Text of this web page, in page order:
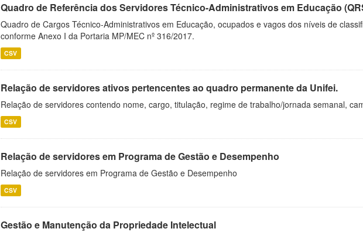
Quadro de Referência dos Servidores Técnico-Administrativos em Educação
Quadro de Cargos Técnico-Administrativos em Educação, ocupados e vagos dos níveis de
conforme Anexo I da Portaria MP/MEC nº 316/2017.
CSV
Relação de servidores ativos pertencentes ao quadro permanente da Unifei.
Relação de servidores contendo nome, cargo, titulação, regime de trabalho/jornada semanal,
CSV
Relação de servidores em Programa de Gestão e Desempenho
Relação de servidores em Programa de Gestão e Desempenho
CSV
Gestão e Manutenção da Propriedade Intelectual